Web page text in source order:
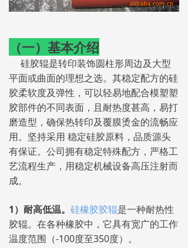
（一）基本介绍
硅胶辊是转印装饰圆柱形周边及大型
平面或曲面的理想之选。其稳定配方的硅
胶柔软度及弹性，可以轻易地配合模塑塑
胶部件的不同表面，且耐热度甚高，易打
磨造型，确保热转印及覆膜烫金的流畅应
用。坚持采用 稳定硅胶原料，品质源头
有保证。公司拥有稳定特殊配方，严格工
艺流程生产，用稳定机械设备高压注射而
成。
1）耐高低温。 硅橡胶胶辊是一种耐热性
胶辊。在各种橡胶中，它具有宽广的工作
温度范围（-100度至350度）。